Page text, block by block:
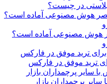
در چیست؟
هوش مصنوعی آماده است؟